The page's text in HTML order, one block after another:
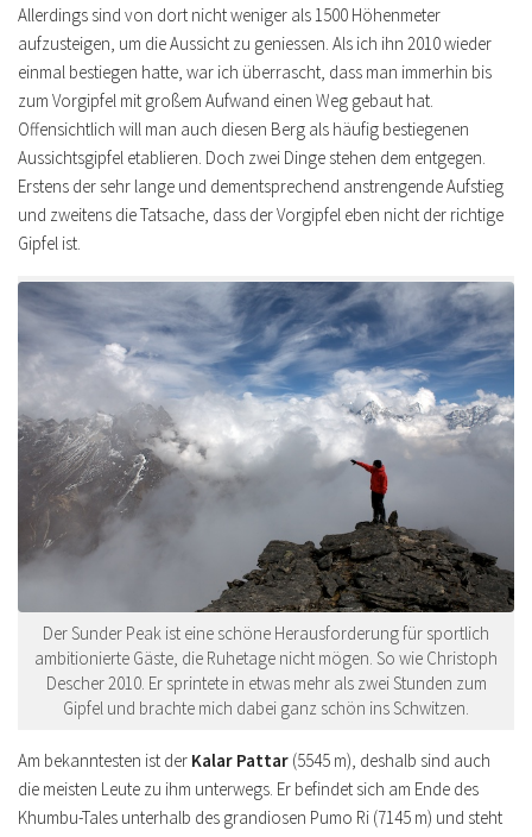
Allerdings sind von dort nicht weniger als 1500 Höhenmeter
aufzusteigen, um die Aussicht zu geniessen. Als ich ihn 2010 wieder
einmal bestiegen hatte, war ich überrascht, dass man immerhin bis
zum Vorgipfel mit großem Aufwand einen Weg gebaut hat.
Offensichtlich will man auch diesen Berg als häufig bestiegenen
Aussichtsgipfel etablieren. Doch zwei Dinge stehen dem entgegen.
Erstens der sehr lange und dementsprechend anstrengende Aufstieg
und zweitens die Tatsache, dass der Vorgipfel eben nicht der richtige
Gipfel ist.
Der Sunder Peak ist eine schöne Herausforderung für sportlich
ambitionierte Gäste, die Ruhetage nicht mögen. So wie Christoph
Descher 2010. Er sprintete in etwas mehr als zwei Stunden zum
Gipfel und brachte mich dabei ganz schön ins Schwitzen.
Am bekanntesten ist der Kalar Pattar (5545 m), deshalb sind auch
die meisten Leute zu ihm unterwegs. Er befindet sich am Ende des
Khumbu-Tales unterhalb des grandiosen Pumo Ri (7145 m) und steht